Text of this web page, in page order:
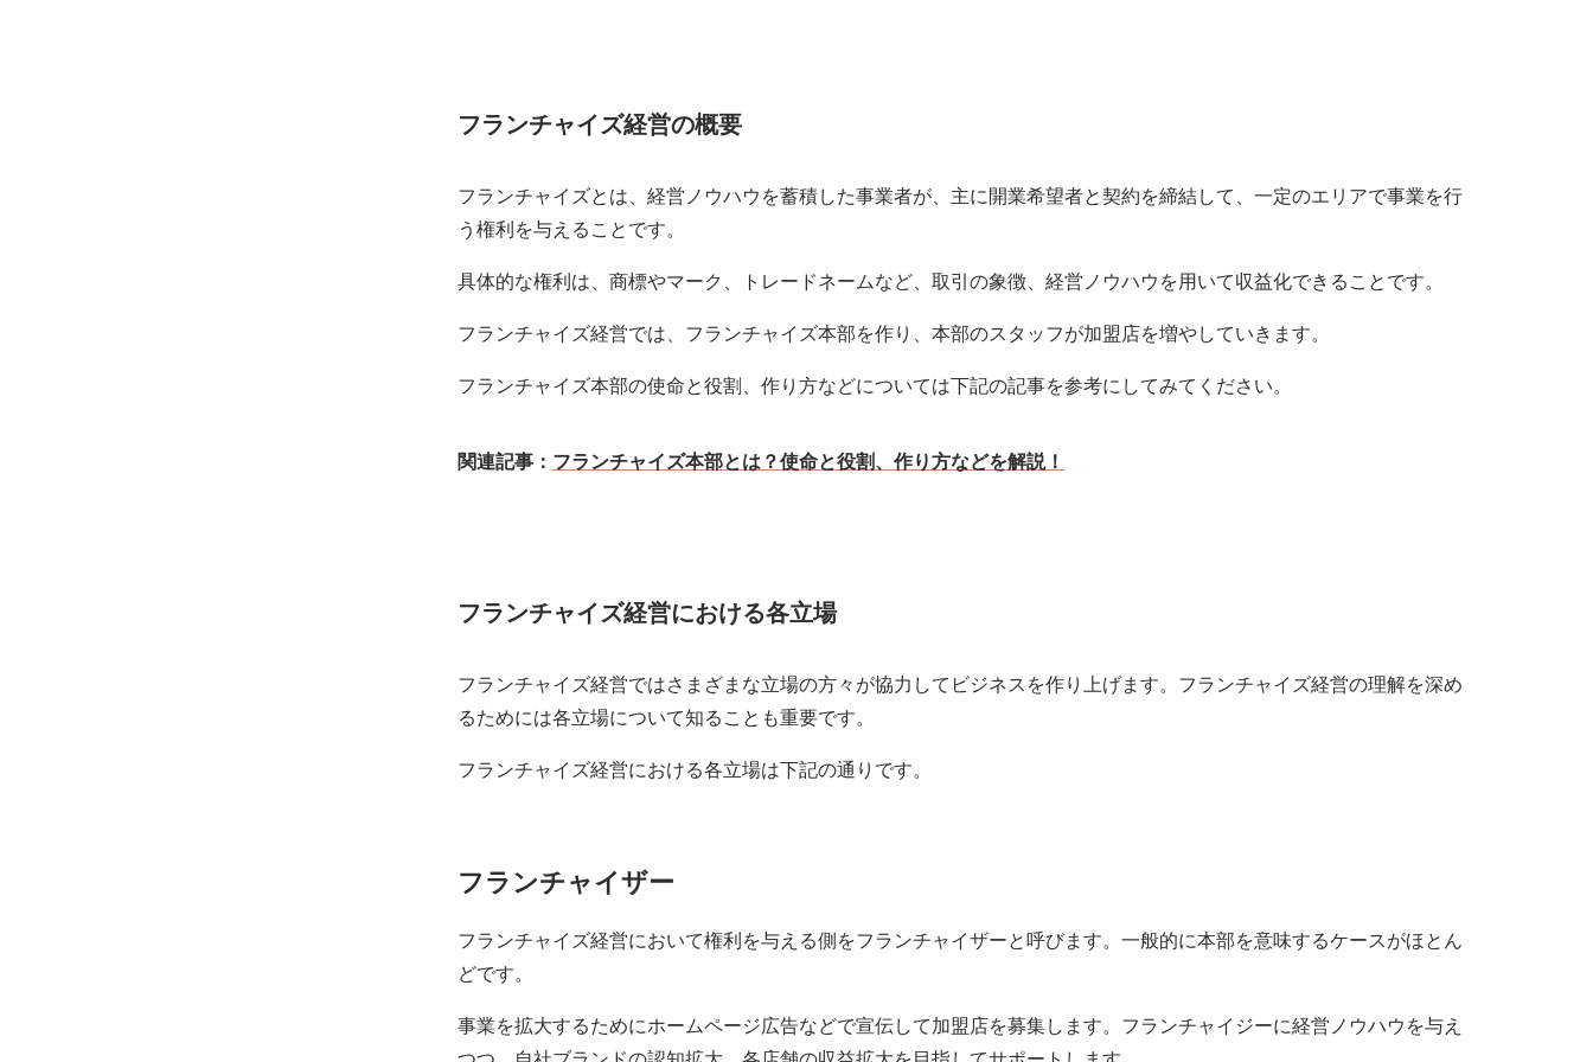
フランチャイズ経営の概要
フランチャイズとは、経営ノウハウを蓄積した事業者が、主に開業希望者と契約を締結して、一定のエリアで事業を行
う権利を与えることです。
具体的な権利は、商標やマーク、トレードネームなど、取引の象徴、経営ノウハウを用いて収益化できることです。
フランチャイズ経営では、フランチャイズ本部を作り、本部のスタッフが加盟店を増やしていきます。
フランチャイズ本部の使命と役割、作り方などについては下記の記事を参考にしてみてください。
関連記事： フランチャイズ本部とは？使命と役割、作り方などを解説！
フランチャイズ経営における各立場
フランチャイズ経営ではさまざまな立場の方々が協力してビジネスを作り上げます。フランチャイズ経営の理解を深め
るためには各立場について知ることも重要です。
フランチャイズ経営における各立場は下記の通りです。
フランチャイザー
フランチャイズ経営において権利を与える側をフランチャイザーと呼びます。一般的に本部を意味するケースがほとん
どです。
事業を拡大するためにホームページ広告などで宣伝して加盟店を募集します。フランチャイジーに経営ノウハウを与え